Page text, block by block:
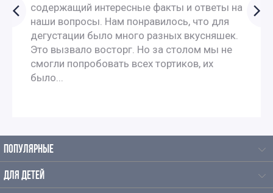
содержащий интересные факты и ответы на
наши вопросы. Нам понравилось, что для
дегустации было много разных вкусняшек.
Это вызвало восторг. Но за столом мы не
смогли попробовать всех тортиков, их
было...
ПОПУЛЯРНЫЕ
ДЛЯ ДЕТЕЙ